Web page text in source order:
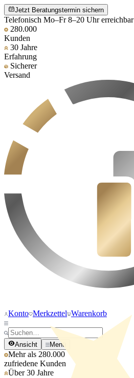
Jetzt Beratungstermin sichern
Telefonisch Mo–Fr 8–20 Uhr erreichbar
280.000
Kunden
30 Jahre
Erfahrung
Sicherer
Versand
Konto Merkzettel Warenkorb
Ansicht Menü
Mehr als 280.000
zufriedene Kunden
Über 30 Jahre